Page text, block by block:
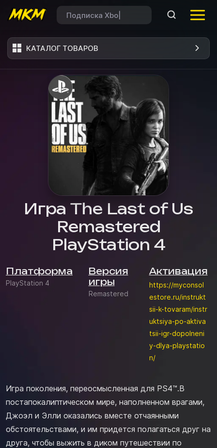
КАТАЛОГ ТОВАРОВ
Игра The Last of Us
Remastered
PlayStation 4
Платформа
PlayStation 4
Версия
игры
Remastered
Активация
https://myconsol
estore.ru/instrukt
sii-k-tovaram/instr
uktsiya-po-aktiva
tsii-igr-dopolneni
y-dlya-playstatio
n/
Игра поколения, переосмысленная для PS4™.В
постапокалиптическом мире, наполненном врагами,
Джоэл и Элли оказались вместе отчаянными
обстоятельствами, и им придется полагаться друг на
друга, чтобы выжить в диком путешествии по